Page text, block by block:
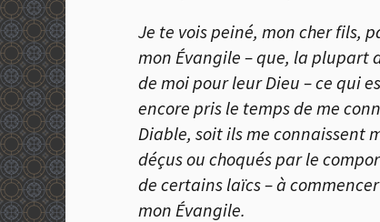
Je te vois peiné, mon cher fils,
mon Évangile – que, la plupart
de moi pour leur Dieu – ce qui
encore pris le temps de me
Diable, soit ils me connaissent
déçus ou choqués par le
de certains laïcs – à
mon Évangile.